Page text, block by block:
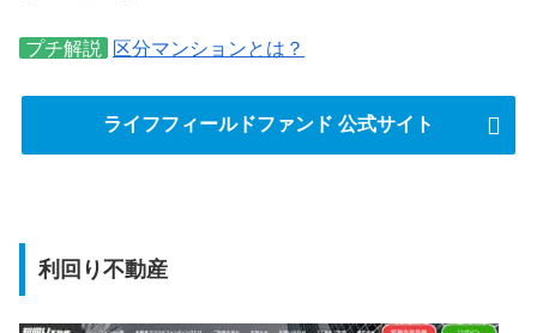
プチ解説 区分マンションとは？
ライフフィールドファンド 公式サイト
利回り不動産